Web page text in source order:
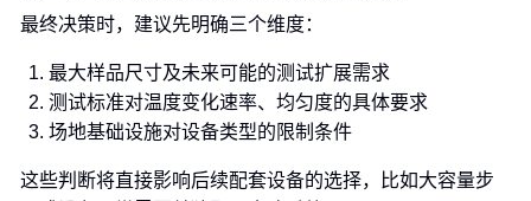
最终决策时，建议先明确三个维度：
最大样品尺寸及未来可能的测试扩展需求
测试标准对温度变化速率、均匀度的具体要求
场地基础设施对设备类型的限制条件
这些判断将直接影响后续配套设备的选择，比如大容量步